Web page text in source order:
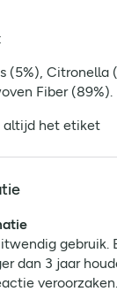
(5%), Citronella
Fiber (89%).
altijd het etiket
gebruik.
dan 3 jaar
veroorzaken.